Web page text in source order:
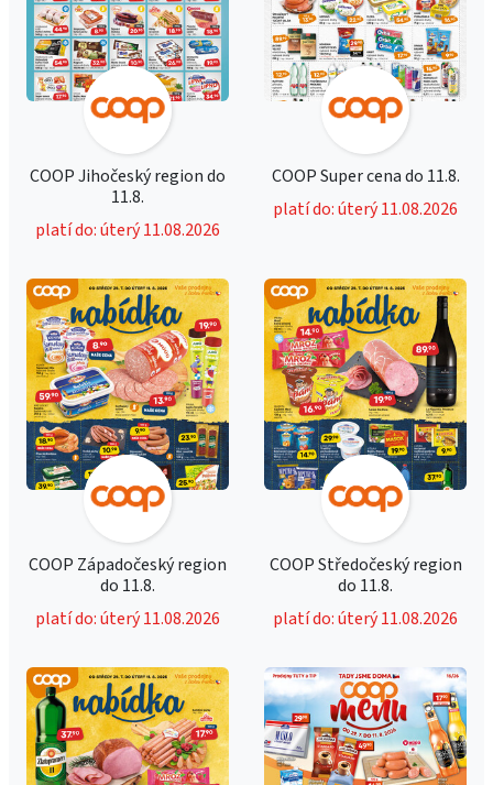
COOP Jihočeský region do
11.8.
platí do: úterý 11.08.2026
COOP Super cena do 11.8.
platí do: úterý 11.08.2026
COOP Západočeský region
do 11.8.
platí do: úterý 11.08.2026
COOP Středočeský region
do 11.8.
platí do: úterý 11.08.2026